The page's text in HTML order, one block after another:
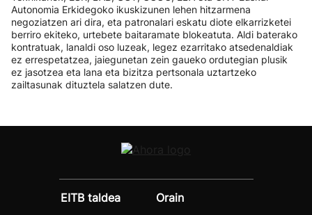
Autonomia Erkidegoko ikuskizunen lehen hitzarmena
negoziatzen ari dira, eta patronalari eskatu diote elkarrizketei
berriro ekiteko, urtebete baitaramate blokeatuta. Aldi baterako
kontratuak, lanaldi oso luzeak, legez ezarritako atsedenaldiak
ez errespetatzea, jaiegunetan zein gaueko ordutegian plusik
ez jasotzea eta lana eta bizitza pertsonala uztartzeko
zailtasunak dituztela salatzen dute.
EITB taldea
Orain